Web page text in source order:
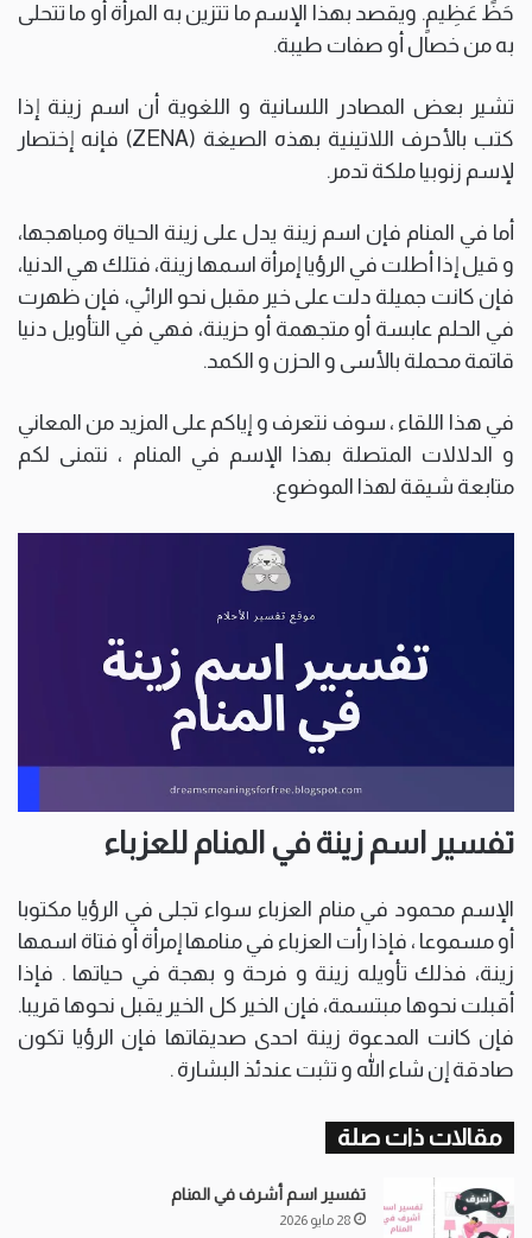
حَظٍّ عَظِيمٍ. ويقصد بهذا الإسم ما تتزين به المرأة أو ما تتحلى
به من خصال أو صفات طيبة.
تشير بعض المصادر اللسانية و اللغوية أن اسم زينة إذا
كتب بالأحرف اللاتينية بهذه الصيغة (ZENA) فإنه إختصار
لإسم زنوبيا ملكة تدمر.
أما في المنام فإن اسم زينة يدل على زينة الحياة ومباهجها،
و قيل إذا أطلت في الرؤيا إمرأة اسمها زينة، فتلك هي الدنيا،
فإن كانت جميلة دلت على خير مقبل نحو الرائي، فإن ظهرت
في الحلم عابسة أو متجهمة أو حزينة، فهي في التأويل دنيا
قاتمة محملة بالأسى و الحزن و الكمد.
في هذا اللقاء ، سوف نتعرف و إياكم على المزيد من المعاني
و الدلالات المتصلة بهذا الإسم في المنام ، نتمنى لكم
متابعة شيقة لهذا الموضوع.
تفسير اسم زينة في المنام للعزباء
الإسم محمود في منام العزباء سواء تجلى في الرؤيا مكتوبا
أو مسموعا ، فإذا رأت العزباء في منامها إمرأة أو فتاة اسمها
زينة، فذلك تأويله زينة و فرحة و بهجة في حياتها . فإذا
أقبلت نحوها مبتسمة، فإن الخير كل الخير يقبل نحوها قريبا.
فإن كانت المدعوة زينة احدى صديقاتها فإن الرؤيا تكون
صادقة إن شاء الله و تثبت عندئذ البشارة .
مقالات ذات صلة
تفسير اسم أشرف في المنام
28 مايو 2026